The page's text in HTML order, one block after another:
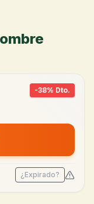
-38% Dto.
¿Expirado?